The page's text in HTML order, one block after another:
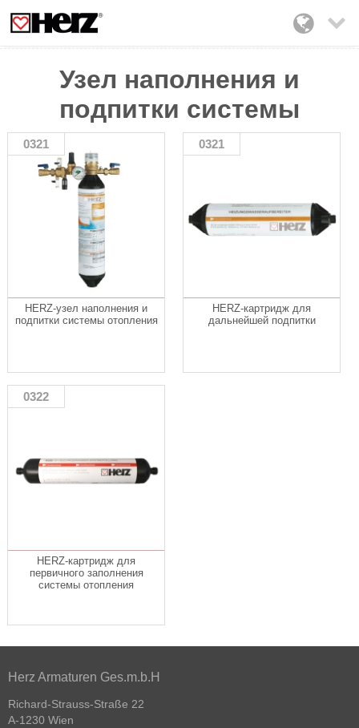

Узел наполнения и
подпитки системы
0321
HERZ-узел наполнения и
подпитки системы отопления
0321
HERZ-картридж для
дальнейшей подпитки
0322
HERZ-картридж для
первичного заполнения
системы отопления
Herz Armaturen Ges.m.b.H
Richard-Strauss-Straße 22
A-1230 Wien